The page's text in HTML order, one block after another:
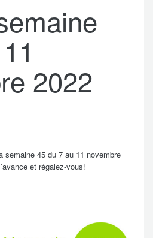
2022
semaine 45 du 7 au 11 novembre
et régalez-vous!